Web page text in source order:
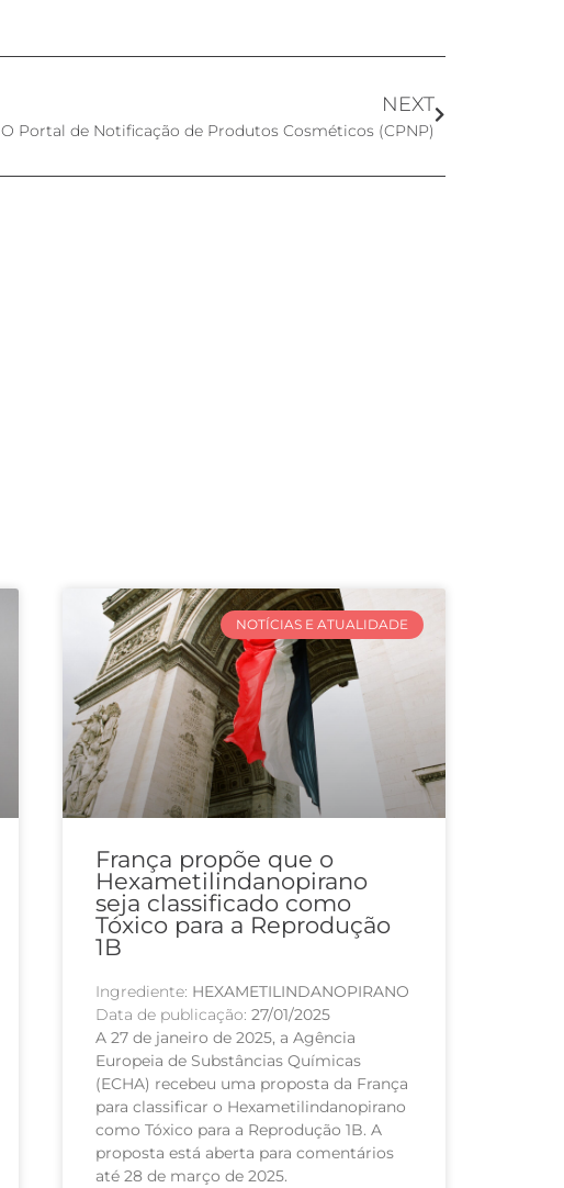
NEXT
O Portal de Notificação de Produtos Cosméticos (CPNP)
NOTÍCIAS E ATUALIDADE
França propõe que o
Hexametilindanopirano
seja classificado como
Tóxico para a Reprodução
1B
Ingrediente: HEXAMETILINDANOPIRANO
Data de publicação: 27/01/2025
A 27 de janeiro de 2025, a Agência
Europeia de Substâncias Químicas
(ECHA) recebeu uma proposta da França
para classificar o Hexametilindanopirano
como Tóxico para a Reprodução 1B. A
proposta está aberta para comentários
até 28 de março de 2025.